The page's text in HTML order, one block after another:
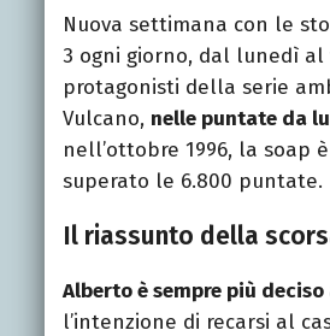
Nuova settimana con le
3 ogni giorno, dal lunedì al
protagonisti della serie
Vulcano, nelle puntate da
nell’ottobre 1996, la soap
superato le 6.800 puntate.
Il riassunto della
Alberto è sempre più deciso
l’intenzione di recarsi al